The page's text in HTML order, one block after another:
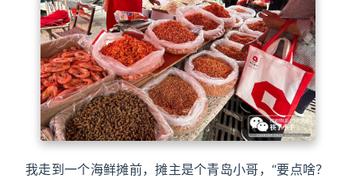
我走到一个海鲜摊前，摊主是个青岛小哥，“要点啥？